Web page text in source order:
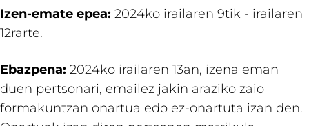
Izen-emate epea: 2024ko irailaren 9tik - irailaren
12rarte.
Ebazpena: 2024ko irailaren 13an, izena eman
duen pertsonari, emailez jakin araziko zaio
formakuntzan onartua edo ez-onartuta izan den.